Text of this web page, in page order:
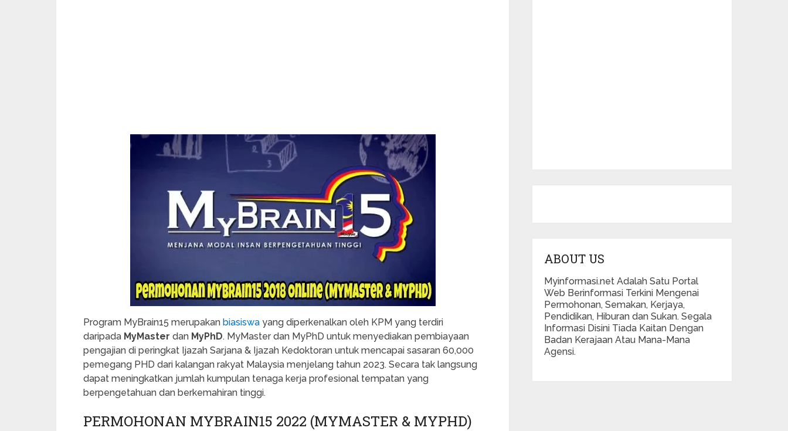
Program MyBrain15 merupakan biasiswa yang diperkenalkan oleh KPM yang terdiri
daripada MyMaster dan MyPhD. MyMaster dan MyPhD untuk menyediakan pembiayaan
pengajian di peringkat Ijazah Sarjana & Ijazah Kedoktoran untuk mencapai sasaran 60,000
pemegang PHD dari kalangan rakyat Malaysia menjelang tahun 2023. Secara tak langsung
dapat meningkatkan jumlah kumpulan tenaga kerja profesional tempatan yang
berpengetahuan dan berkemahiran tinggi.
PERMOHONAN MYBRAIN15 2022 (MYMASTER & MYPHD)
ABOUT US
Myinformasi.net Adalah Satu Portal
Web Berinformasi Terkini Mengenai
Permohonan, Semakan, Kerjaya,
Pendidikan, Hiburan dan Sukan. Segala
Informasi Disini Tiada Kaitan Dengan
Badan Kerajaan Atau Mana-Mana
Agensi.